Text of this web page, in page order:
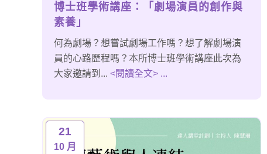
博士班學術講座：「劇場演員的創作與
素養」
何為劇場？想嘗試劇場工作嗎？想了解劇場演
員的心路歷程嗎？本所博士班學術講座此次為
大家邀請到... <閱讀全文> ...
21
10 月